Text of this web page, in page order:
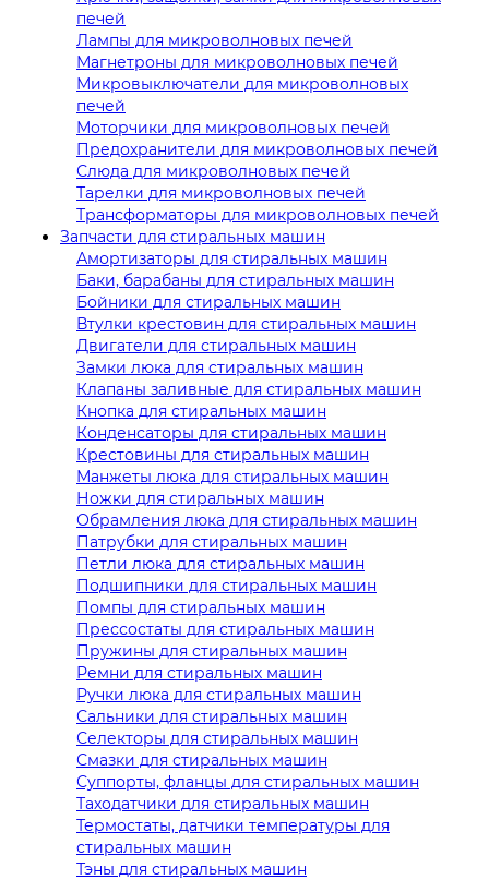
печей
Лампы для микроволновых печей
Магнетроны для микроволновых печей
Микровыключатели для микроволновых
печей
Моторчики для микроволновых печей
Предохранители для микроволновых печей
Слюда для микроволновых печей
Тарелки для микроволновых печей
Трансформаторы для микроволновых печей
Запчасти для стиральных машин
Амортизаторы для стиральных машин
Баки, барабаны для стиральных машин
Бойники для стиральных машин
Втулки крестовин для стиральных машин
Двигатели для стиральных машин
Замки люка для стиральных машин
Клапаны заливные для стиральных машин
Кнопка для стиральных машин
Конденсаторы для стиральных машин
Крестовины для стиральных машин
Манжеты люка для стиральных машин
Ножки для стиральных машин
Обрамления люка для стиральных машин
Патрубки для стиральных машин
Петли люка для стиральных машин
Подшипники для стиральных машин
Помпы для стиральных машин
Прессостаты для стиральных машин
Пружины для стиральных машин
Ремни для стиральных машин
Ручки люка для стиральных машин
Сальники для стиральных машин
Селекторы для стиральных машин
Смазки для стиральных машин
Суппорты, фланцы для стиральных машин
Таходатчики для стиральных машин
Термостаты, датчики температуры для
стиральных машин
Тэны для стиральных машин